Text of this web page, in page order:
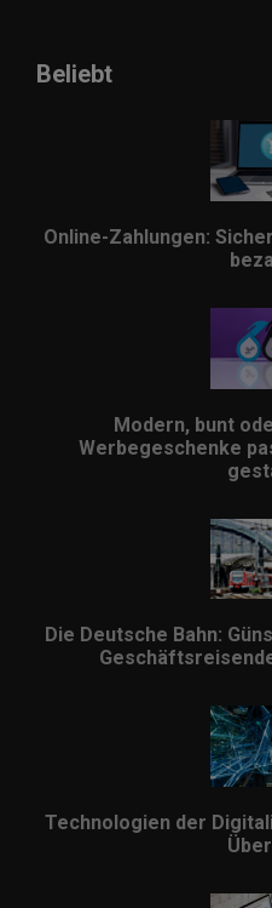
Beliebt
Online-Zahlungen:
Modern, bunt
Werbegeschenke
Die Deutsche Bahn:
Technologien der